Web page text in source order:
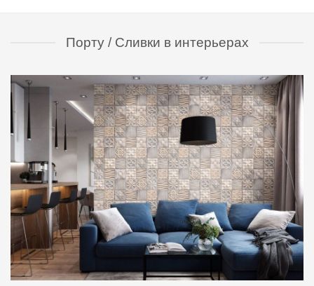
Порту / Сливки в интерьерах